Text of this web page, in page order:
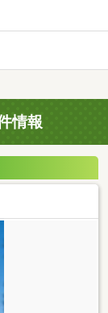
情報